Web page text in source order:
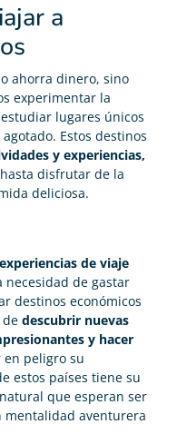
a
ahorra dinero, sino
experimentar la
lugares únicos
Estos destinos
y experiencias,
disfrutar de la
deliciosa.
experiencias de viaje
necesidad de gastar
destinos económicos
descubrir nuevas
y hacer
peligro su
estos países tiene su
que esperan ser
mentalidad aventurera